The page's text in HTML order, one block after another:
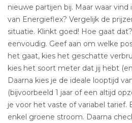
nieuwe partijen bij. Maar waar
van Energieflex? Vergelijk de
situatie. Klinkt goed! Hoe gaat
eenvoudig. Geef aan om welke
het gaat, kies het geschatte
kies het soort meter dat jij hebt
Daarna kies je de ideale looptijd
(bijvoorbeeld 1 jaar of een altijd
je voor het vaste of variabel tarief.
enkel groene stroom. Daarna